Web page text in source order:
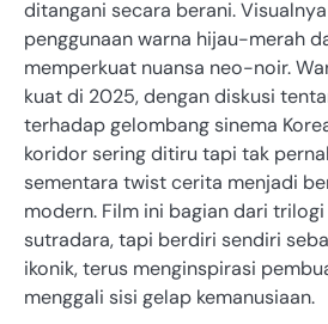
ditangani secara berani.
penggunaan warna hijau-merah
memperkuat nuansa neo-noir.
kuat di 2025, dengan diskusi
terhadap gelombang sinema
koridor sering ditiru tapi tak
sementara twist cerita menjadi
modern. Film ini bagian dari
sutradara, tapi berdiri sendiri
ikonik, terus menginspirasi
menggali sisi gelap kemanusiaan.